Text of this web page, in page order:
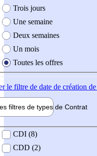
Trois jours
Une semaine
Deux semaines
Un mois
Toutes les offres
le filtre de date de création
filtres de types de Contrat
contrat
CDI (8)
CDD (2)